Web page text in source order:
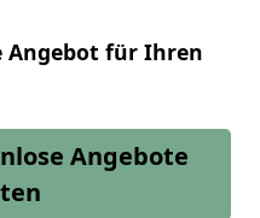
Angebot für Ihren
Angebote